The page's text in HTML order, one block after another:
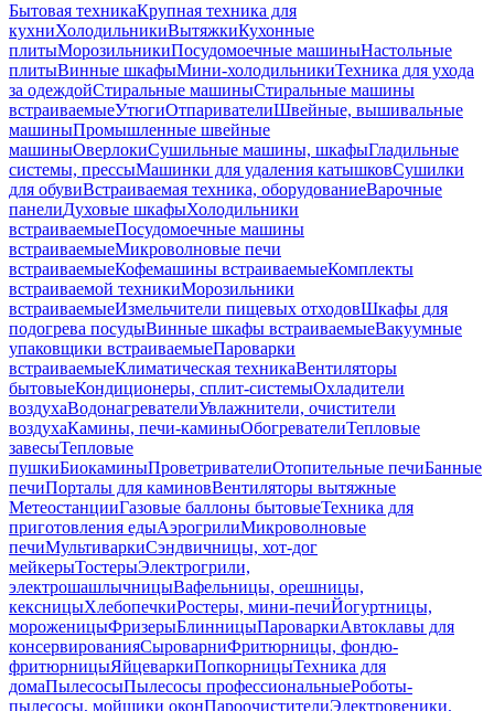
Бытовая техникаКрупная техника для
кухниХолодильникиВытяжкиКухонные
плитыМорозильникиПосудомоечные машиныНастольные
плитыВинные шкафыМини-холодильникиТехника для ухода
за одеждойСтиральные машиныСтиральные машины
встраиваемыеУтюгиОтпаривателиШвейные, вышивальные
машиныПромышленные швейные
машиныОверлокиСушильные машины, шкафыГладильные
системы, прессыМашинки для удаления катышковСушилки
для обувиВстраиваемая техника, оборудованиеВарочные
панелиДуховые шкафыХолодильники
встраиваемыеПосудомоечные машины
встраиваемыеМикроволновые печи
встраиваемыеКофемашины встраиваемыеКомплекты
встраиваемой техникиМорозильники
встраиваемыеИзмельчители пищевых отходовШкафы для
подогрева посудыВинные шкафы встраиваемыеВакуумные
упаковщики встраиваемыеПароварки
встраиваемыеКлиматическая техникаВентиляторы
бытовыеКондиционеры, сплит-системыОхладители
воздухаВодонагревателиУвлажнители, очистители
воздухаКамины, печи-каминыОбогревателиТепловые
завесыТепловые
пушкиБиокаминыПроветривателиОтопительные печиБанные
печиПорталы для каминовВентиляторы вытяжные
МетеостанцииГазовые баллоны бытовыеТехника для
приготовления едыАэрогрилиМикроволновые
печиМультиваркиСэндвичницы, хот-дог
мейкерыТостерыЭлектрогрили,
электрошашлычницыВафельницы, орешницы,
кексницыХлебопечкиРостеры, мини-печиЙогуртницы,
мороженицыФризерыБлинницыПароваркиАвтоклавы для
консервированияСыроварниФритюрницы, фондю-
фритюрницыЯйцеваркиПопкорницыТехника для
домаПылесосыПылесосы профессиональныеРоботы-
пылесосы, мойщики оконПароочистителиЭлектровеники,